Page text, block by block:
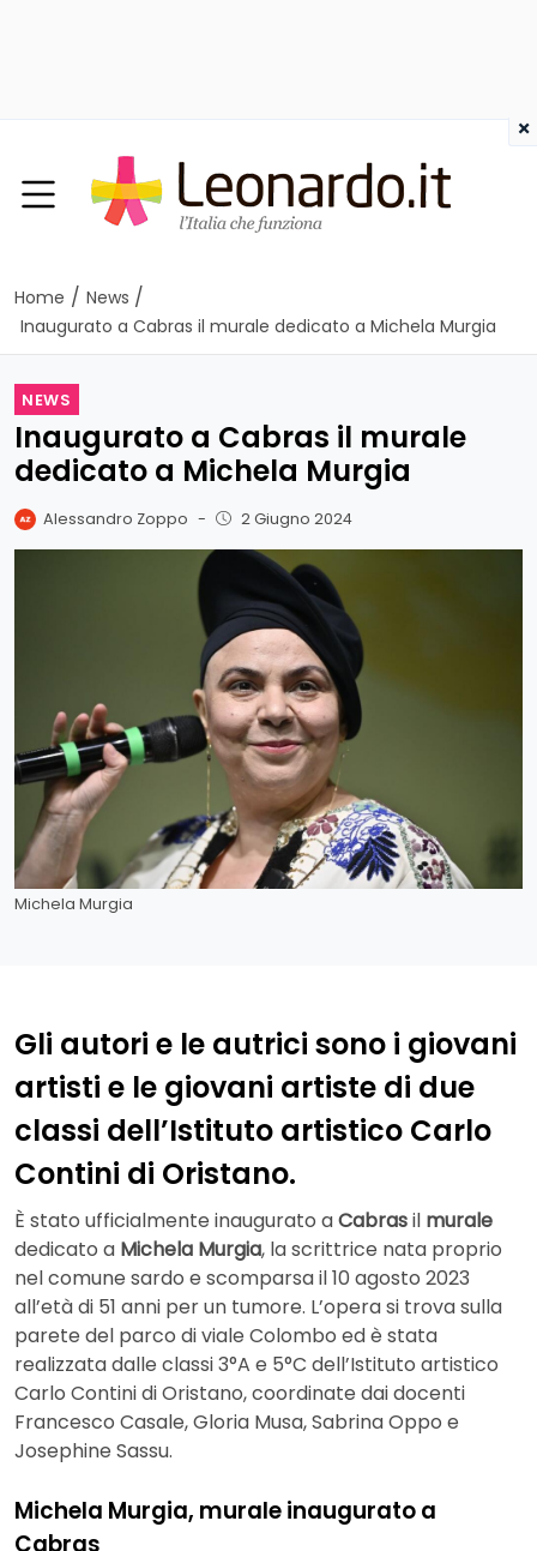
Home / News /
Inaugurato a Cabras il murale dedicato a Michela Murgia
NEWS
Inaugurato a Cabras il murale
dedicato a Michela Murgia
Alessandro Zoppo - 2 Giugno 2024
Michela Murgia
Gli autori e le autrici sono i giovani
artisti e le giovani artiste di due
classi dell’Istituto artistico Carlo
Contini di Oristano.
È stato ufficialmente inaugurato aCabrasil murale
dedicato a Michela Murgia, la scrittrice nata proprio
nel comune sardo e scomparsa il 10 agosto 2023
all’età di 51 anni per un tumore. L’opera si trova sulla
parete del parco di viale Colombo ed è stata
realizzata dalle classi 3°A e 5°C dell’Istituto artistico
Carlo Contini di Oristano, coordinate dai docenti
Francesco Casale, Gloria Musa, Sabrina Oppo e
Josephine Sassu.
Michela Murgia, murale inaugurato a
×